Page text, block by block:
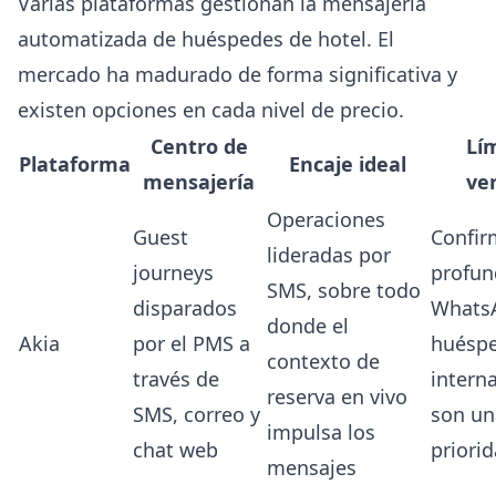
automatizada de huéspedes de hotel. El
mercado ha madurado de forma significativa y
existen opciones en cada nivel de precio.
Plataforma
Centro de
mensajería
Encaje ideal
Akia
Guest
journeys
disparados
por el PMS a
través de
SMS, correo y
chat web
Operaciones
lideradas por
SMS, sobre todo
donde el
contexto de
reserva en vivo
impulsa los
mensajes
son